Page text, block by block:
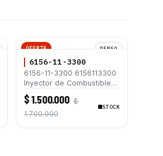
OFERTA DENSO
6156-11-3300
6156-11-3300 6156113300
Inyector de Combustible
Common Rail G2 DENSO
para Motor SA6D125E
Excavadora PC400-7
$ 1.500.000 $
1.700.000
STOCK